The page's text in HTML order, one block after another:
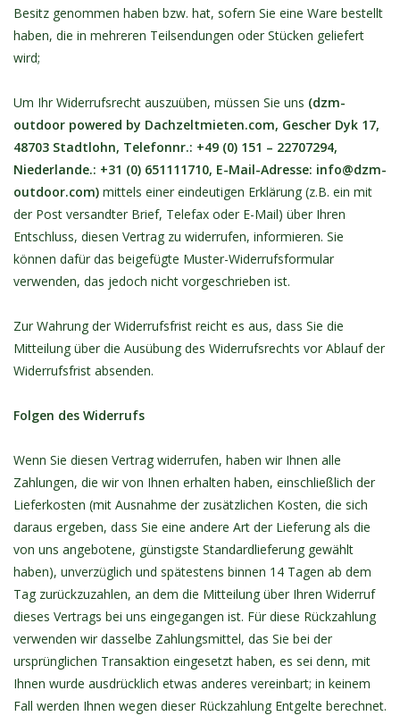
Besitz genommen haben bzw. hat, sofern Sie eine Ware bestellt
haben, die in mehreren Teilsendungen oder Stücken geliefert
wird;
Um Ihr Widerrufsrecht auszuüben, müssen Sie uns (dzm-
outdoor powered by Dachzeltmieten.com, Gescher Dyk 17,
48703 Stadtlohn, Telefonnr.: +49 (0) 151 – 22707294,
Niederlande.: +31 (0) 651111710, E-Mail-Adresse: info@dzm-
outdoor.com) mittels einer eindeutigen Erklärung (z.B. ein mit
der Post versandter Brief, Telefax oder E-Mail) über Ihren
Entschluss, diesen Vertrag zu widerrufen, informieren. Sie
können dafür das beigefügte Muster-Widerrufsformular
verwenden, das jedoch nicht vorgeschrieben ist.
Zur Wahrung der Widerrufsfrist reicht es aus, dass Sie die
Mitteilung über die Ausübung des Widerrufsrechts vor Ablauf der
Widerrufsfrist absenden.
Folgen des Widerrufs
Wenn Sie diesen Vertrag widerrufen, haben wir Ihnen alle
Zahlungen, die wir von Ihnen erhalten haben, einschließlich der
Lieferkosten (mit Ausnahme der zusätzlichen Kosten, die sich
daraus ergeben, dass Sie eine andere Art der Lieferung als die
von uns angebotene, günstigste Standardlieferung gewählt
haben), unverzüglich und spätestens binnen 14 Tagen ab dem
Tag zurückzuzahlen, an dem die Mitteilung über Ihren Widerruf
dieses Vertrags bei uns eingegangen ist. Für diese Rückzahlung
verwenden wir dasselbe Zahlungsmittel, das Sie bei der
ursprünglichen Transaktion eingesetzt haben, es sei denn, mit
Ihnen wurde ausdrücklich etwas anderes vereinbart; in keinem
Fall werden Ihnen wegen dieser Rückzahlung Entgelte berechnet.